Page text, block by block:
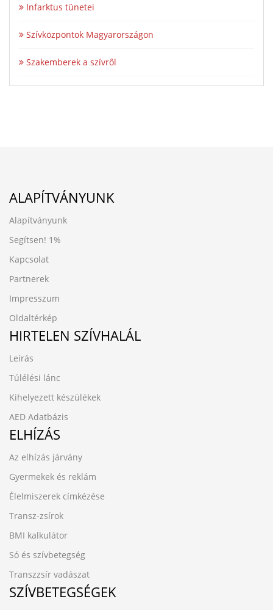
Infarktus tünetei
Szívközpontok Magyarországon
Szakemberek a szívről
ALAPÍTVÁNYUNK
Alapítványunk
Segítsen! 1%
Kapcsolat
Partnerek
Impresszum
Oldaltérkép
HIRTELEN SZÍVHALÁL
Leírás
Túlélési lánc
Kihelyezett készülékek
AED Adatbázis
ELHÍZÁS
Az elhízás járvány
Gyermekek és reklám
Élelmiszerek címkézése
Transz-zsírok
BMI kalkulátor
Só és szívbetegség
Transzzsír vadászat
SZÍVBETEGSÉGEK